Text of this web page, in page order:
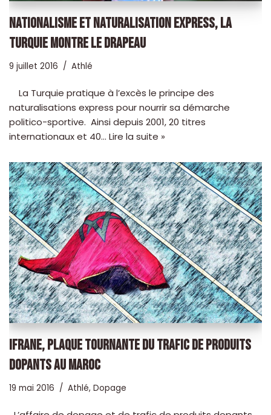
NATIONALISME ET NATURALISATION EXPRESS, LA
TURQUIE MONTRE LE DRAPEAU
9 juillet 2016 Athlé
La Turquie pratique à l’excès le principe des
naturalisations express pour nourrir sa démarche
politico-sportive. Ainsi depuis 2001, 20 titres
internationaux et 40… Lire la suite »
IFRANE, PLAQUE TOURNANTE DU TRAFIC DE PRODUITS
DOPANTS AU MAROC
19 mai 2016 Athlé, Dopage